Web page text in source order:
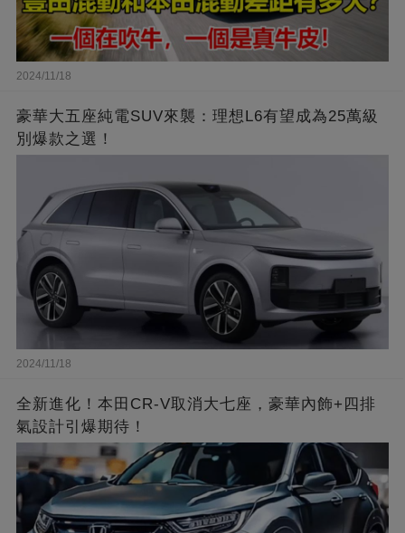
2024/11/18
豪華大五座純電SUV來襲：理想L6有望成為25萬級
別爆款之選！
2024/11/18
全新進化！本田CR-V取消大七座，豪華內飾+四排
氣設計引爆期待！